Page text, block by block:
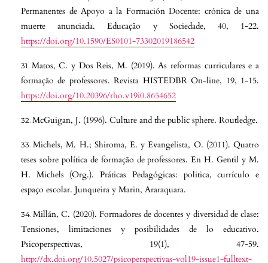
Permanentes de Apoyo a la Formación Docente: crónica de una
muerte anunciada. Educação y Sociedade, 40, 1-22.
https://doi.org/10.1590/ES0101-73302019186542
Matos, C. y Dos Reis, M. (2019). As reformas curriculares e a
formação de professores. Revista HISTEDBR On-line, 19, 1-15.
https://doi.org/10.20396/rho.v19i0.8654652
McGuigan, J. (1996). Culture and the public sphere. Routledge.
Michels, M. H.; Shiroma, E. y Evangelista, O. (2011). Quatro
teses sobre política de formação de professores. En H. Gentil y M.
H. Michels (Org.). Práticas Pedagógicas: politica, currículo e
espaço escolar. Junqueira y Marin, Araraquara.
Millán, C. (2020). Formadores de docentes y diversidad de clase:
Tensiones, limitaciones y posibilidades de lo educativo.
Psicoperspectivas, 19(1), 47-59.
http://dx.doi.org/10.5027/psicoperspectivas-vol19-issue1-fulltext-